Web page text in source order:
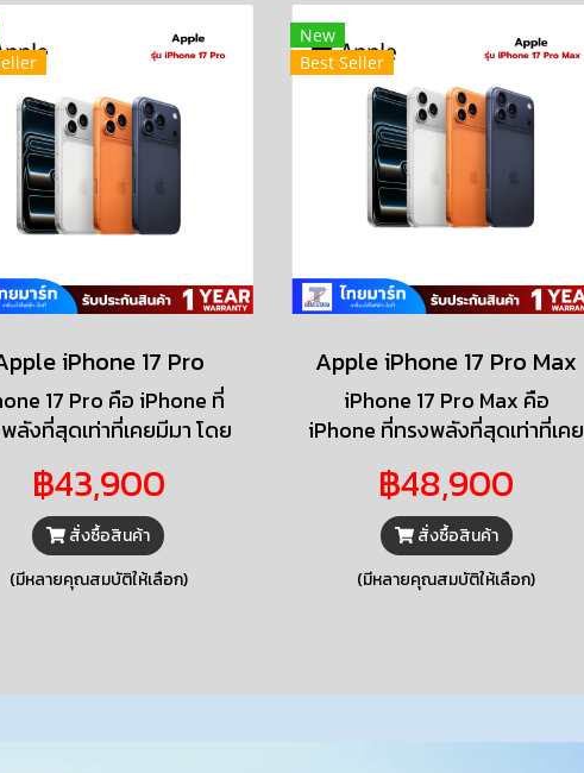
iPhone 17 Pro
17 Pro คือ iPhone ที่
ลังที่สุดเท่าที่เคยมีมา โดย
สด, ดีไซน์แบบอะลูมิเนียมชิ้น
ยว, ชิป A19 Pro, กล้องหลัง
ทั้งหมด และแบตเตอรี่ที่
านได้นานที่สุดเท่าที่เคยมีมา
฿43,900
สั่งซื้อสินค้า
(มีหลายคุณสมบัติให้เลือก)
New
Best Seller
Apple iPhone 17 Pro Max
iPhone 17 Pro Max คือ
iPhone ที่ทรงพลังที่สุดเท่าที่เคย
6.9 นิ้วที่สวยสด ดีไซน์แบบ
อะลูมิเนียมชิ้นเดียว ชิป A19 Pro
กล้องหลัง 48MP ทั้งหมด และ
แบตเตอรี่ที่ใช้งานได้นานที่สุดเท่า
฿48,900
สั่งซื้อสินค้า
(มีหลายคุณสมบัติให้เลือก)